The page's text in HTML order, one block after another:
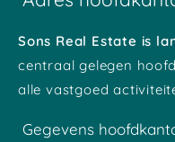
Sons Real Estate is
centraal gelegen
alle vastgoed
Gegevens